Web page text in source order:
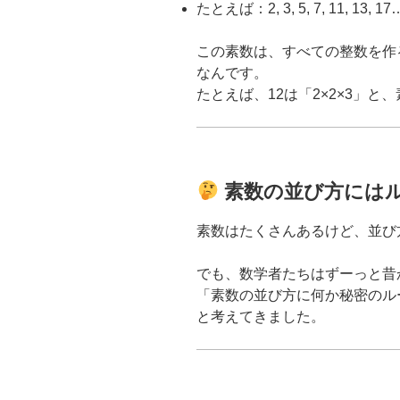
たとえば：2, 3, 5, 7, 11, 13,
この素数は、すべての整数を
なんです。
たとえば、12は「2×2×3」と
素数の並び方には
素数はたくさんあるけど、並
でも、数学者たちはずーっと昔
「素数の並び方に何か秘密の
と考えてきました。